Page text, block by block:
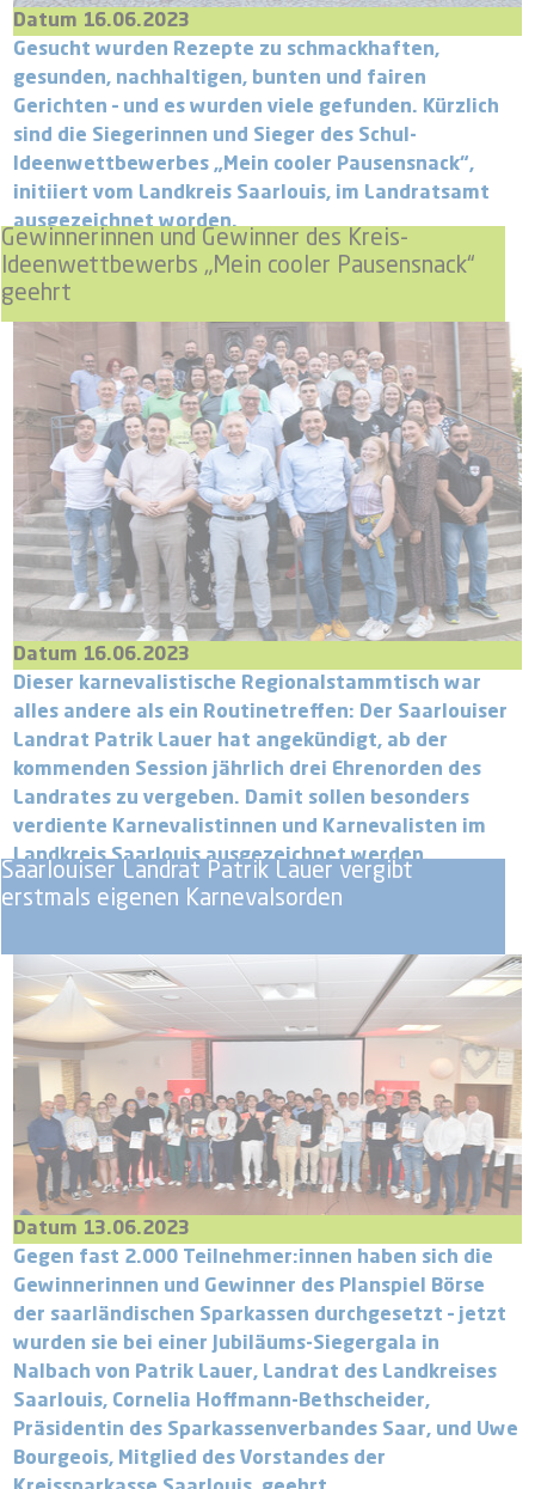
Gewinnerinnen und Gewinner des Kreis-
Ideenwettbewerbs „Mein cooler Pausensnack“
geehrt
Datum 16.06.2023
​​​​​​​Gesucht wurden Rezepte zu schmackhaften,
gesunden, nachhaltigen, bunten und fairen
Gerichten – und es wurden viele gefunden. Kürzlich
sind die Siegerinnen und Sieger des Schul-
Ideenwettbewerbes „Mein cooler Pausensnack“,
initiiert vom Landkreis Saarlouis, im Landratsamt
ausgezeichnet worden.
Saarlouiser Landrat Patrik Lauer vergibt
erstmals eigenen Karnevalsorden
Datum 16.06.2023
Dieser karnevalistische Regionalstammtisch war
alles andere als ein Routinetreffen: Der Saarlouiser
Landrat Patrik Lauer hat angekündigt, ab der
kommenden Session jährlich drei Ehrenorden des
Landrates zu vergeben. Damit sollen besonders
verdiente Karnevalistinnen und Karnevalisten im
Landkreis Saarlouis ausgezeichnet werden.
Datum 13.06.2023
Gegen fast 2.000 Teilnehmer:innen haben sich die
Gewinnerinnen und Gewinner des Planspiel Börse
der saarländischen Sparkassen durchgesetzt – jetzt
wurden sie bei einer Jubiläums-Siegergala in
Nalbach von Patrik Lauer, Landrat des Landkreises
Saarlouis, Cornelia Hoffmann-Bethscheider,
Präsidentin des Sparkassenverbandes Saar, und Uwe
Bourgeois, Mitglied des Vorstandes der